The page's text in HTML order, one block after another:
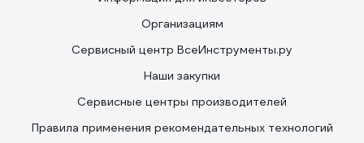
Организациям
Сервисный центр ВсеИнструменты.ру
Наши закупки
Сервисные центры производителей
Правила применения рекомендательных технологий